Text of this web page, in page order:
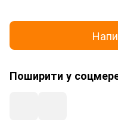
Поширити у